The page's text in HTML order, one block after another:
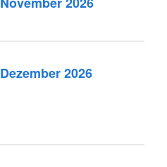
Dezember 2026